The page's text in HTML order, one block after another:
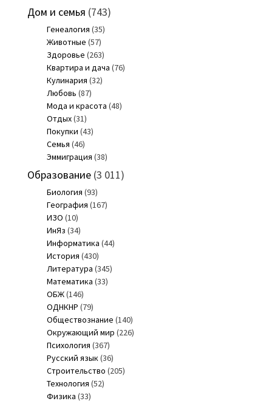
Дом и семья (743)
Генеалогия (35)
Животные (57)
Здоровье (263)
Квартира и дача (76)
Кулинария (32)
Любовь (87)
Мода и красота (48)
Отдых(31)
Покупки (43)
Семья (46)
Эммиграция (38)
Образование(3 011)
Биология (93)
География (167)
ИЗО (10)
ИнЯз (34)
Информатика (44)
История (430)
Литература (345)
Математика (33)
ОБЖ(146)
ОДНКНР (79)
Обществознание (140)
Окружающий мир (226)
Психология (367)
Русский язык (36)
Строительство (205)
Технология (52)
Физика (33)